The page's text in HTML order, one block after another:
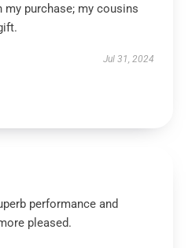
purchase; my cousins
Jul 31, 2024
performance and
pleased.